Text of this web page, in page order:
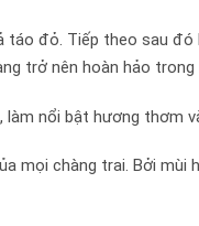
đỏ. Tiếp theo sau
trở nên hoàn hảo trong
nổi bật hương thơm
mọi chàng trai. Bởi